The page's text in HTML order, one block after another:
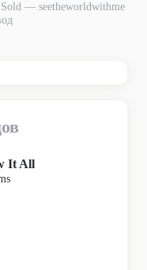
— seetheworldwithme
It All